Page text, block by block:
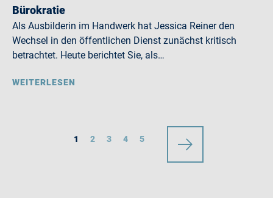
Bürokratie
Als Ausbilderin im Handwerk hat Jessica Reiner den
Wechsel in den öffentlichen Dienst zunächst kritisch
betrachtet. Heute berichtet Sie, als…
WEITERLESEN
1 2 3 4 5